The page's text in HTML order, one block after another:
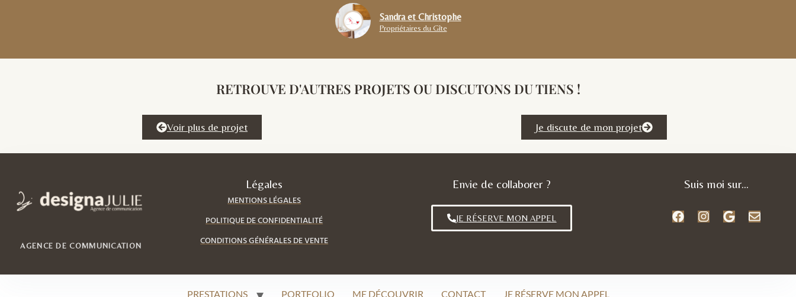
Sandra et Christophe
Propriétaires du Gîte
RETROUVE D'AUTRES PROJETS OU DISCUTONS DU TIENS !
Voir plus de projet Je discute de mon projet
AGENCE DE COMMUNICATION
Légales
MENTIONS LÉGALES
POLITIQUE DE CONFIDENTIALITÉ
CONDITIONS GÉNÉRALES DE VENTE
Envie de collaborer ?
JE RÉSERVE MON APPEL
Suis moi sur...
PRESTATIONS PORTFOLIO ME DÉCOUVRIR CONTACT JE RÉSERVE MON APPEL